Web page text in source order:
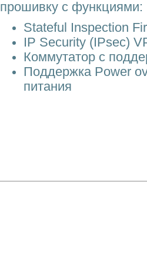
прошивку с функциями:
Stateful Inspection
IP Security (IPsec)
Коммутатор с
Поддержка Power
питания